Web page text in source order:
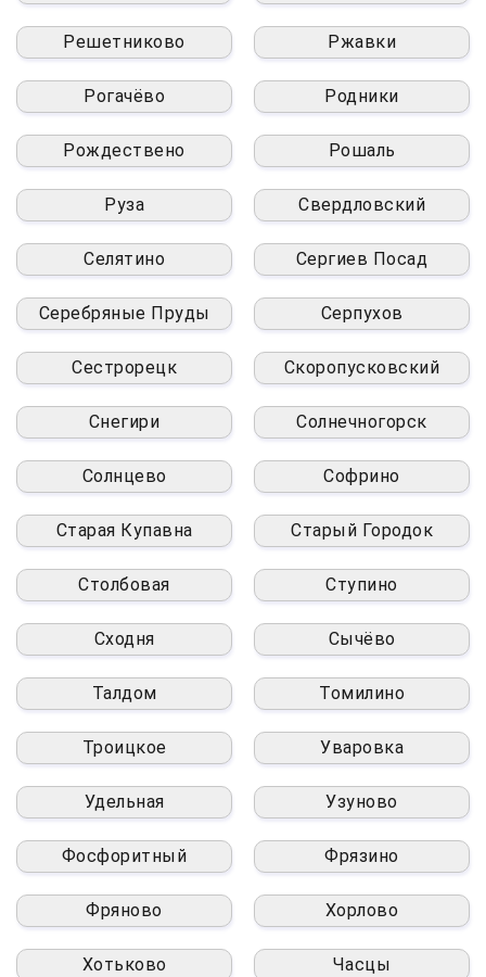
Решетниково Ржавки
Рогачёво Родники
Рождествено Рошаль
Руза Свердловский
Селятино Сергиев Посад
Серебряные Пруды Серпухов
Сестрорецк Скоропусковский
Снегири Солнечногорск
Солнцево Софрино
Старая Купавна Старый Городок
Столбовая Ступино
Сходня Сычёво
Талдом Томилино
Троицкое Уваровка
Удельная Узуново
Фосфоритный Фрязино
Фряново Хорлово
Хотьково Часцы